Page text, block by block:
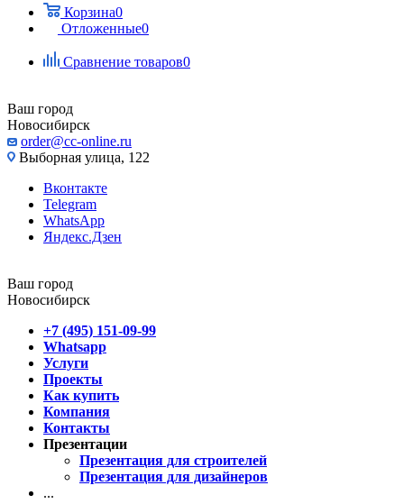
Корзина0
Отложенные0
Сравнение товаров0
Ваш город
Новосибирск
order@cc-online.ru
Выборная улица, 122
Вконтакте
Telegram
WhatsApp
Яндекс.Дзен
Ваш город
Новосибирск
+7 (495) 151-09-99
Whatsapp
Услуги
Проекты
Как купить
Компания
Контакты
Презентации
Презентация для строителей
Презентация для дизайнеров
...